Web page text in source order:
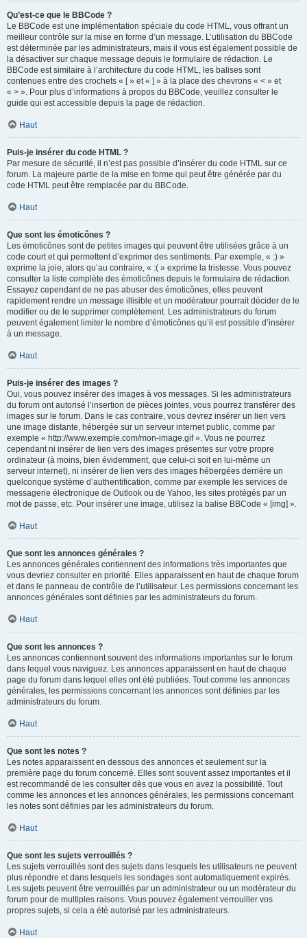
Qu’est-ce que le BBCode ?
Le BBCode est une implémentation spéciale du code HTML, vous offrant un
meilleur contrôle sur la mise en forme d’un message. L’utilisation du BBCode
est déterminée par les administrateurs, mais il vous est également possible de
la désactiver sur chaque message depuis le formulaire de rédaction. Le
BBCode est similaire à l’architecture du code HTML, les balises sont
contenues entre des crochets « [ » et « ] » à la place des chevrons « < » et
« > ». Pour plus d’informations à propos du BBCode, veuillez consulter le
guide qui est accessible depuis la page de rédaction.
Haut
Puis-je insérer du code HTML ?
Par mesure de sécurité, il n’est pas possible d’insérer du code HTML sur ce
forum. La majeure partie de la mise en forme qui peut être générée par du
code HTML peut être remplacée par du BBCode.
Haut
Que sont les émoticônes ?
Les émoticônes sont de petites images qui peuvent être utilisées grâce à un
code court et qui permettent d’exprimer des sentiments. Par exemple, « :) »
exprime la joie, alors qu’au contraire, « :( » exprime la tristesse. Vous pouvez
consulter la liste complète des émoticônes depuis le formulaire de rédaction.
Essayez cependant de ne pas abuser des émoticônes, elles peuvent
rapidement rendre un message illisible et un modérateur pourrait décider de le
modifier ou de le supprimer complètement. Les administrateurs du forum
peuvent également limiter le nombre d’émoticônes qu’il est possible d’insérer
à un message.
Haut
Puis-je insérer des images ?
Oui, vous pouvez insérer des images à vos messages. Si les administrateurs
du forum ont autorisé l’insertion de pièces jointes, vous pourrez transférer des
images sur le forum. Dans le cas contraire, vous devrez insérer un lien vers
une image distante, hébergée sur un serveur internet public, comme par
exemple « http://www.exemple.com/mon-image.gif ». Vous ne pourrez
cependant ni insérer de lien vers des images présentes sur votre propre
ordinateur (à moins, bien évidemment, que celui-ci soit en lui-même un
serveur internet), ni insérer de lien vers des images hébergées derrière un
quelconque système d’authentification, comme par exemple les services de
messagerie électronique de Outlook ou de Yahoo, les sites protégés par un
mot de passe, etc. Pour insérer une image, utilisez la balise BBCode « [img] ».
Haut
Que sont les annonces générales ?
Les annonces générales contiennent des informations très importantes que
vous devriez consulter en priorité. Elles apparaissent en haut de chaque forum
et dans le panneau de contrôle de l’utilisateur. Les permissions concernant les
annonces générales sont définies par les administrateurs du forum.
Haut
Que sont les annonces ?
Les annonces contiennent souvent des informations importantes sur le forum
dans lequel vous naviguez. Les annonces apparaissent en haut de chaque
page du forum dans lequel elles ont été publiées. Tout comme les annonces
générales, les permissions concernant les annonces sont définies par les
administrateurs du forum.
Haut
Que sont les notes ?
Les notes apparaissent en dessous des annonces et seulement sur la
première page du forum concerné. Elles sont souvent assez importantes et il
est recommandé de les consulter dès que vous en avez la possibilité. Tout
comme les annonces et les annonces générales, les permissions concernant
les notes sont définies par les administrateurs du forum.
Haut
Que sont les sujets verrouillés ?
Les sujets verrouillés sont des sujets dans lesquels les utilisateurs ne peuvent
plus répondre et dans lesquels les sondages sont automatiquement expirés.
Les sujets peuvent être verrouillés par un administrateur ou un modérateur du
forum pour de multiples raisons. Vous pouvez également verrouiller vos
propres sujets, si cela a été autorisé par les administrateurs.
Haut